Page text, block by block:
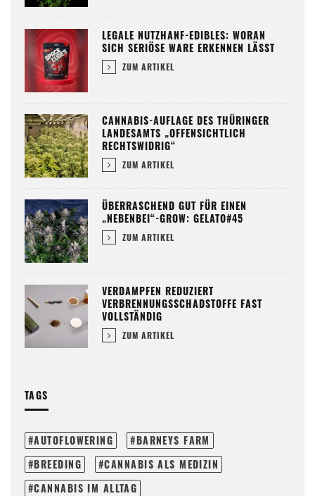
LEGALE NUTZHANF-EDIBLES: WORAN
SICH SERIÖSE WARE ERKENNEN LÄSST
ZUM ARTIKEL
CANNABIS-AUFLAGE DES THÜRINGER
LANDESAMTS „OFFENSICHTLICH
RECHTSWIDRIG“
ZUM ARTIKEL
ÜBERRASCHEND GUT FÜR EINEN
„NEBENBEI“-GROW: GELATO#45
ZUM ARTIKEL
VERDAMPFEN REDUZIERT
VERBRENNUNGSSCHADSTOFFE FAST
VOLLSTÄNDIG
ZUM ARTIKEL
TAGS
AUTOFLOWERING
BARNEYS FARM
BREEDING
CANNABIS ALS MEDIZIN
CANNABIS IM ALLTAG